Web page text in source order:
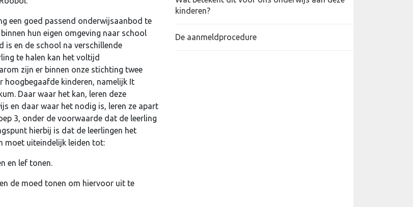
een goed passend onderwijsaanbod te
hun eigen omgeving naar school
is en de school na verschillende
te halen kan het voltijd
zijn er binnen onze stichting twee
hoogbegaafde kinderen, namelijk It
Daar waar het kan, leren deze
en daar waar het nodig is, leren ze apart
3, onder de voorwaarde dat de leerling
hierbij is dat de leerlingen het
moet uiteindelijk leiden tot:
en lef tonen.
de moed tonen om hiervoor uit te
kinderen?
De aanmeldprocedure